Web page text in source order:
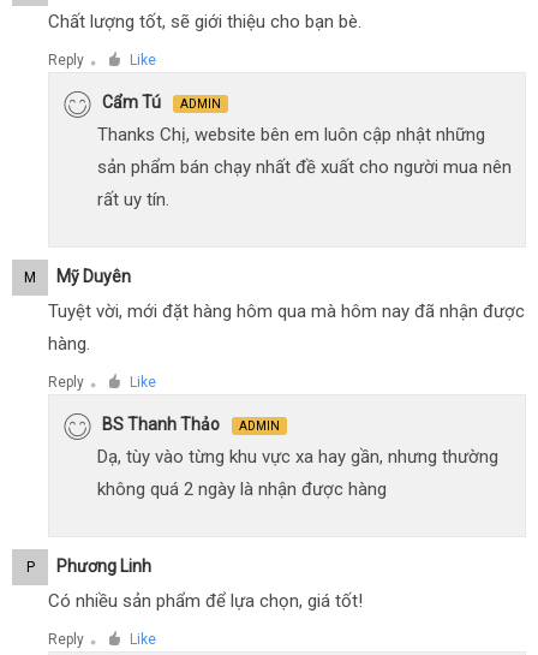
Chất lượng tốt, sẽ giới thiệu cho bạn bè.
Reply ● Like
Cẩm Tú ADMIN
Thanks Chị, website bên em luôn cập nhật những
sản phẩm bán chạy nhất đề xuất cho người mua nên
rất uy tín.
M Mỹ Duyên
Tuyệt vời, mới đặt hàng hôm qua mà hôm nay đã nhận được
hàng.
Reply ● Like
BS Thanh Thảo ADMIN
Dạ, tùy vào từng khu vực xa hay gần, nhưng thường
không quá 2 ngày là nhận được hàng
P Phương Linh
Có nhiều sản phẩm để lựa chọn, giá tốt!
Reply ● Like